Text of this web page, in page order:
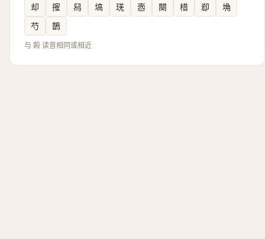
却 㩁 舄 塙 琷 悫 闋 棤 㕁
埆
芍
鵲
与 㲉 读音相同或相近